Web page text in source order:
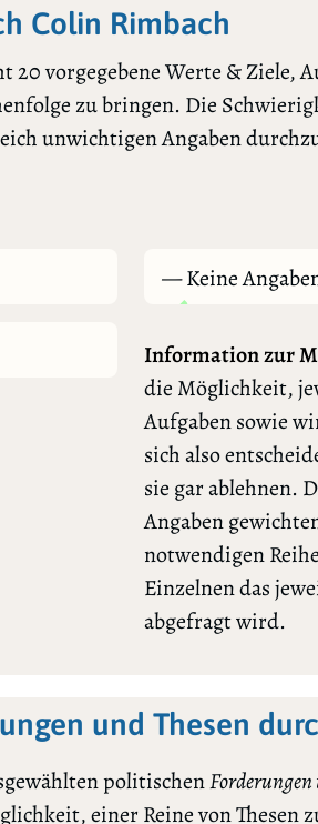
Colin Rimbach
vorgegebene Werte & Ziele,
zu bringen. Die
unwichtigen Angaben
— Keine
Information zur
die Möglichkeit,
Aufgaben sowie
sich also
sie gar ablehnen.
Angaben
notwendigen
Einzelnen das
abgefragt wird.
und Thesen
politischenForderungen
einer Reine von Thesen